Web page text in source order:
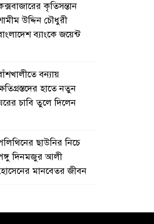
কৃতিসন্তান
উদ্দিন চৌধুরী
ব্যাংকে জয়েন্ট
বন্যায়
হাতে নতুন
চাবি তুলে দিলেন
ছাউনির নিচে
দিনমজুর আলী
মানবেতর জীবন
নারীর মৃত্যু